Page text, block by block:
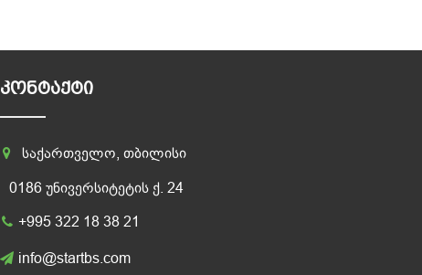
ᲙᲝᲜᲢᲐᲥᲢᲘ
საქართველო, თბილისი
0186 უნივერსიტეტის ქ. 24
+995 322 18 38 21
info@startbs.com